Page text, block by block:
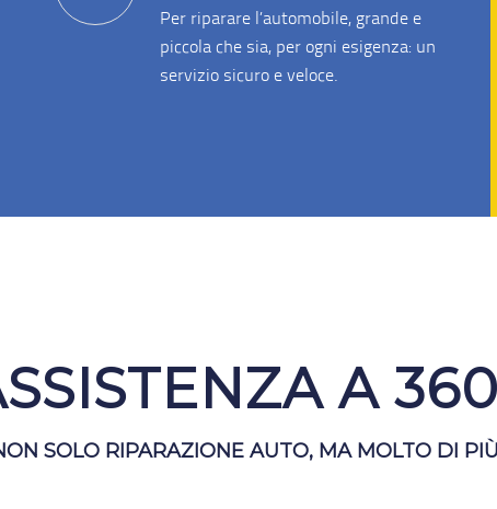
servizio sicuro e veloce.
SOLO RIPARAZIONE AUTO, MA MOLTO DI PIÙ